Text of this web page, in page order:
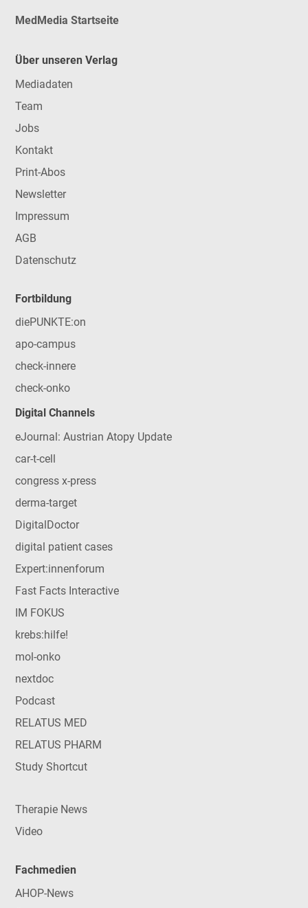
MedMedia Startseite
Über unseren Verlag
Mediadaten
Team
Jobs
Kontakt
Print-Abos
Newsletter
Impressum
AGB
Datenschutz
Fortbildung
diePUNKTE:on
apo-campus
check-innere
check-onko
Digital Channels
eJournal: Austrian Atopy Update
car-t-cell
congress x-press
derma-target
DigitalDoctor
digital patient cases
Expert:innenforum
Fast Facts Interactive
IM FOKUS
krebs:hilfe!
mol-onko
nextdoc
Podcast
RELATUS MED
RELATUS PHARM
Study Shortcut
Therapie News
Video
Fachmedien
AHOP-News